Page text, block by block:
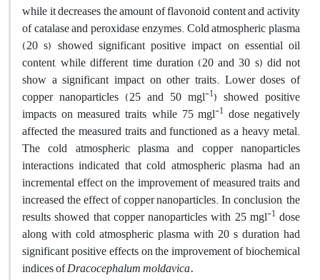
while it decreases the amount of flavonoid content and activity
of catalase and peroxidase enzymes. Cold atmospheric plasma
(20 s) showed significant positive impact on essential oil
content, while different time duration (20 and 30 s) did not
show a significant impact on other traits. Lower doses of
copper nanoparticles (25 and 50 mgl-1) showed positive
impacts on measured traits, while 75 mgl-1 dose negatively
affected the measured traits and functioned as a heavy metal.
The cold atmospheric plasma and copper nanoparticles
interactions indicated that cold atmospheric plasma had an
incremental effect on the improvement of measured traits and
increased the effect of copper nanoparticles. In conclusion, the
results showed that copper nanoparticles with 25 mgl-1 dose
along with cold atmospheric plasma with 20 s duration had
significant positive effects on the improvement of biochemical
indices ofDracocephalum moldavica.